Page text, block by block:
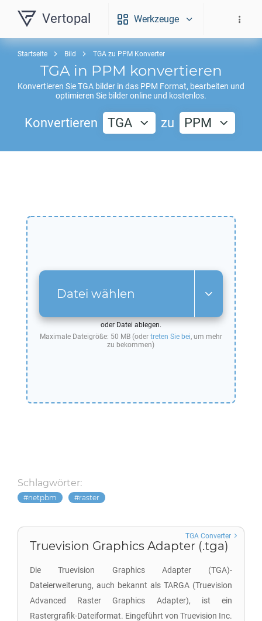
Vertopal Werkzeuge
Startseite Bild TGA zu PPM Konverter
TGAin PPM konvertieren
Konvertieren SieTGA bilder in das PPM Format, bearbeiten und
optimieren Sie bilder online und kostenlos.
Konvertieren TGA zu PPM
Datei wählen
oder Datei ablegen.
Maximale Dateigröße: 50 MB (oder treten Sie bei, um mehr
zu bekommen)
Schlagwörter:
netpbm raster
Truevision Graphics Adapter (.tga)
Die Truevision Graphics Adapter (TGA)-
Dateierweiterung, auch bekannt als TARGA (Truevision
Advanced Raster Graphics Adapter), ist ein
Rastergrafik-Dateiformat. Eingeführt von Truevision Inc.
TGA Converter